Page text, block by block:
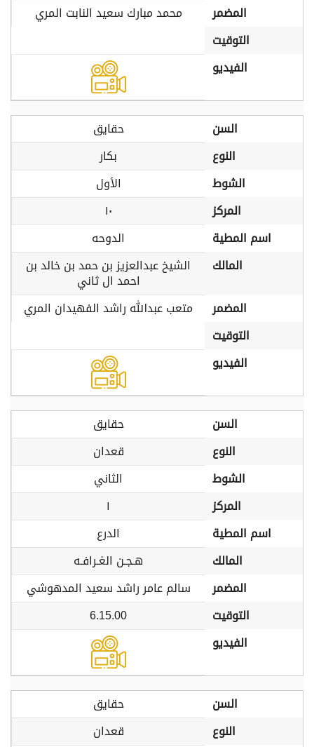
المضمر
محمد مبارك سعيد النابت المري
التوقيت
الفيديو
السن
حقايق
النوع
بكار
الشوط
الأول
المركز
١٠
اسم المطية
الدوحه
المالك
الشيخ عبدالعزيز بن حمد بن خالد بن
احمد ال ثاني
المضمر
متعب عبدالله راشد الفهيدان المري
التوقيت
الفيديو
السن
حقايق
النوع
قعدان
الشوط
الثاني
المركز
١
اسم المطية
الدرع
المالك
هـجـن الغـرافـه
المضمر
سالم عامر راشد سعيد المدهوشي
التوقيت
6.15.00
الفيديو
السن
حقايق
النوع
قعدان